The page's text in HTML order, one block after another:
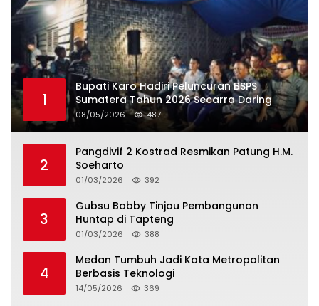
1
Bupati Karo Hadiri Peluncuran BSPS
Sumatera Tahun 2026 Secarra Daring
08/05/2026 487
2
Pangdivif 2 Kostrad Resmikan Patung H.M.
Soeharto
01/03/2026 392
3
Gubsu Bobby Tinjau Pembangunan
Huntap di Tapteng
01/03/2026 388
4
Medan Tumbuh Jadi Kota Metropolitan
Berbasis Teknologi
14/05/2026 369